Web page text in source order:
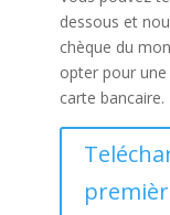
dessous et
chèque du
opter pour
carte bancaire.